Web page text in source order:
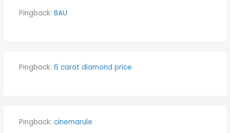
Pingback: BAU
Pingback: 6 carat diamond price
Pingback: cinemarule